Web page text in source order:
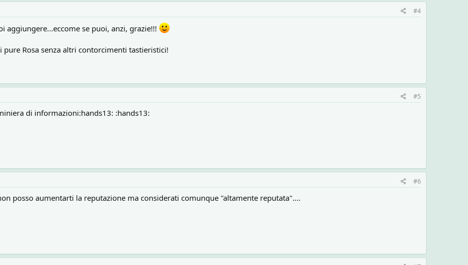
#4
aggiungere...eccome se puoi, anzi, grazie!!!
Rosa senza altri contorcimenti tastieristici!
#5
di informazioni:hands13: :hands13:
#6
posso aumentarti la reputazione ma considerati comunque "altamente reputata"....